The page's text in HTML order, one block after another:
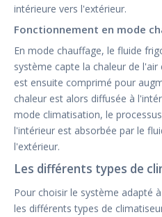
intérieure vers l'extérieur.
Fonctionnement en mode
En mode chauffage, le fluide
système capte la chaleur de
est ensuite comprimé pour
chaleur est alors diffusée à
mode climatisation, le
l'intérieur est absorbée par le
l'extérieur.
Les différents types de
Pour choisir le système adapté
les différents types de